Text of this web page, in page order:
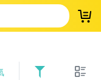
登